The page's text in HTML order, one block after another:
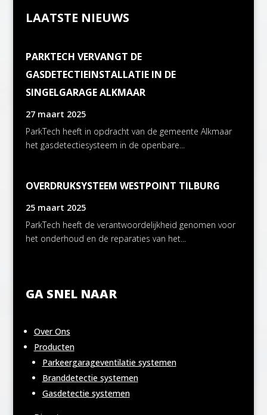
LAATSTE NIEUWS
PARKTECH VERVANGT DE
GASDETECTIEINSTALLATIE IN DE
SINGELGARAGE ALKMAAR
27 maart 2025
ParkTech heeft in opdracht van de gemeente Alkmaar
het gasdetectiesysteem in de openbare...
OVERDRUKSYSTEEM WESTPOINT TILBURG
25 maart 2025
ParkTech heeft de verantwoordelijkheid genomen voor
het onderhoud en de reparaties van het...
GA SNEL NAAR
Over Ons
Producten
Parkeergarageventilatie systemen
Branddetectie systemen
Gasdetectie systemen